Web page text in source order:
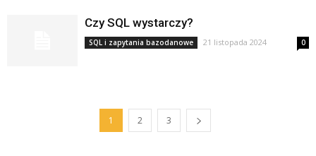
Czy SQL wystarczy?
SQL i zapytania bazodanowe 21 listopada 2024 0
1 2 3